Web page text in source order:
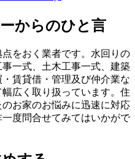
からのひと言
をおく業者です。水回りの
一式、土木工事一式、建築
賃貸借・管理及び仲介業な
広く取り扱っています。住
お家のお悩みに迅速に対応
度問合せてみてはいかがで